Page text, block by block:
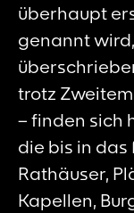
überhaupt
genannt
trotz
– finden sich
die bis in
Rathäuser,
Kapellen,